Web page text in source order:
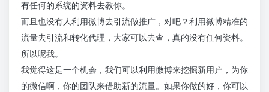
有任何的系统的资料去教你。
而且也没有人利用微博去引流做推广，对吧？利用微博精准的
流量去引流和转化代理，大家可以去查，真的没有任何资料。
所以呢我。
我觉得这是一个机会，我们可以利用微博来挖掘新用户，为你
的微信啊，你的团队来借助新的流量。如果你做的好，你可以